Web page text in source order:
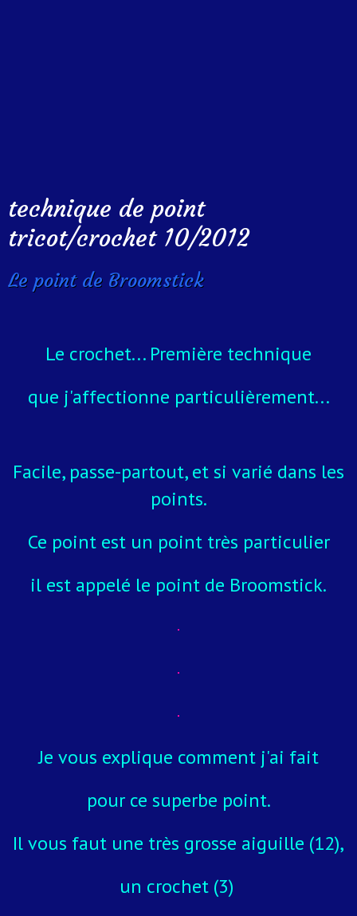
technique de point
tricot/crochet 10/2012
Le point de Broomstick
Le crochet... Première technique
que j'affectionne particulièrement...
Facile, passe-partout, et si varié dans les
points.
Ce point est un point très particulier
il est appelé le point de Broomstick.
Je vous explique comment j'ai fait
pour ce superbe point.
Il vous faut une très grosse aiguille (12),
un crochet (3)